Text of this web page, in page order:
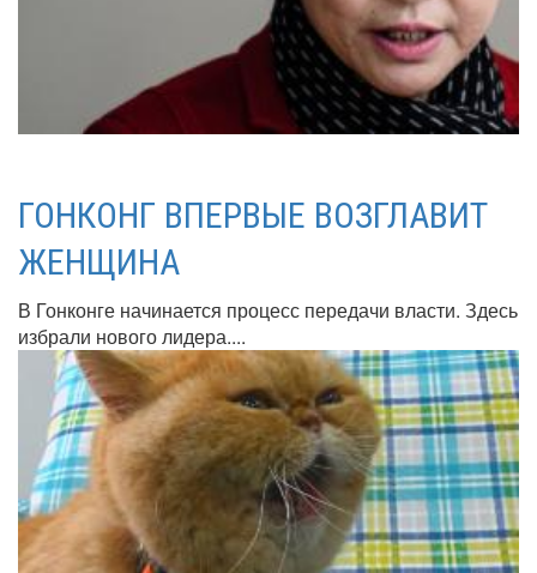
ГОНКОНГ ВПЕРВЫЕ ВОЗГЛАВИТ
ЖЕНЩИНА
В Гонконге начинается процесс передачи власти. Здесь
избрали нового лидера....